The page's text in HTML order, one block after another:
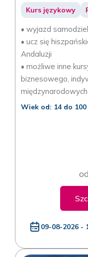
Kurs językowy
• wyjazd
• ucz się
Andaluzji
• możliwe inne
biznesowego,
Wiek od: 14 do
od
09-08-2026 -